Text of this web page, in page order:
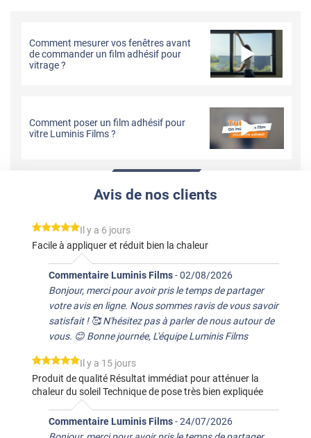
Comment mesurer vos fenêtres avant
de commander un film adhésif pour
vitrage ?
Comment poser un film adhésif pour
vitre Luminis Films ?
Avis de nos clients
*****
Il y a 6 jours
Facile à appliquer et réduit bien la chaleur
Commentaire Luminis Films-02/08/2026
Bonjour, merci pour avoir pris le temps de partager
votre avis en ligne. Nous sommes ravis de vous savoir
satisfait ! 🥰 N'hésitez pas à parler de nous autour de
vous. 😊 Bonne journée, L'équipe Luminis Films
*****
Il y a 15 jours
Produit de qualité Résultat immédiat pour atténuer la
chaleur du soleil Technique de pose très bien expliquée
Commentaire Luminis Films-24/07/2026